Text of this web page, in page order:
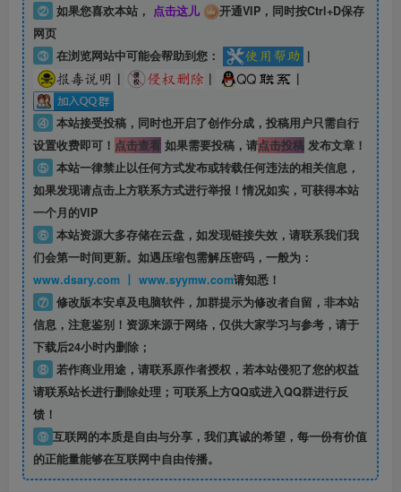
② 如果您喜欢本站， 点击这儿
开通VIP，同时按Ctrl+D保存
网页
③ 在浏览网站中可能会帮助到您：
|
|
| |
④ 本站接受投稿，同时也开启了创作分成，投稿用户只需自行
设置收费即可！ 点击查看如果需要投稿，请点击投稿发布文章！
⑤ 本站一律禁止以任何方式发布或转载任何违法的相关信息，
如果发现请点击上方联系方式进行举报！情况如实，可获得本站
一个月的VIP
⑥ 本站资源大多存储在云盘，如发现链接失效，请联系我们我
们会第一时间更新。如遇压缩包需解压密码，一般为：
www.dsary.com 丨 www.syymw.com请知悉！
⑦ 修改版本安卓及电脑软件，加群提示为修改者自留， 非本站
信息，注意鉴别！资源来源于网络，仅供大家学习与参考，请于
下载后24小时内删除；
⑧ 若作商业用途，请联系原作者授权，若本站侵犯了您的权益
请联系站长进行删除处理；可联系上方QQ或进入QQ群进行反
馈！
⑨ 互联网的本质是自由与分享，我们真诚的希望，每一份有价值
的正能量能够在互联网中自由传播。